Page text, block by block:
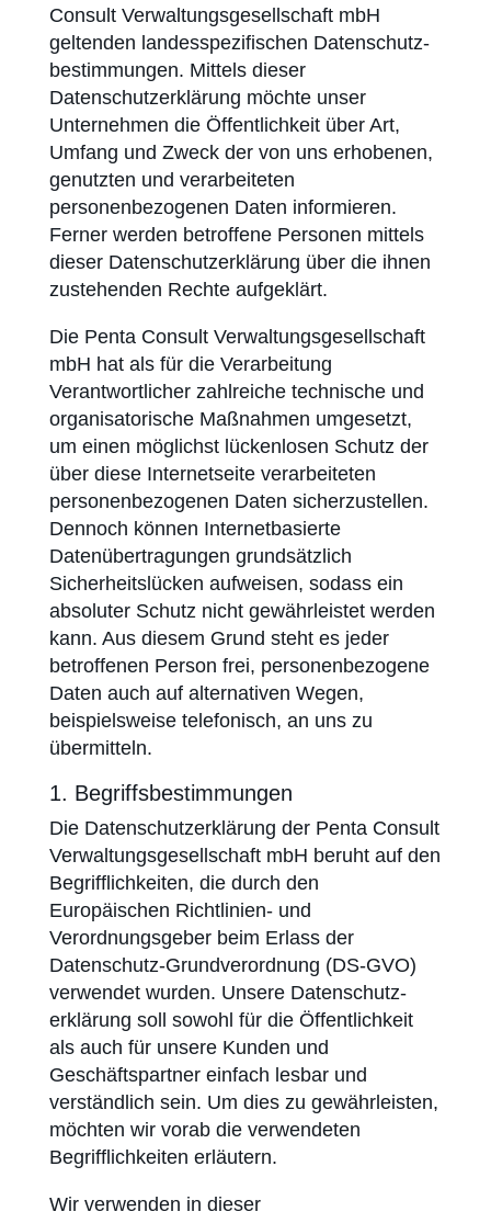
Consult Verwaltungsgesellschaft mbH
geltenden landes­spezifischen Datenschutz­
bestimmungen. Mittels dieser
Datenschutzerklärung möchte unser
Unternehmen die Öffentlichkeit über Art,
Umfang und Zweck der von uns erhobenen,
genutzten und verarbeiteten
personenbezogenen Daten informieren.
Ferner werden betroffene Personen mittels
dieser Datenschutzerklärung über die ihnen
zustehenden Rechte aufgeklärt.
Die Penta Consult Verwaltungsgesellschaft
mbH hat als für die Verarbeitung
Verantwortlicher zahlreiche technische und
organisatorische Maßnahmen umgesetzt,
um einen möglichst lückenlosen Schutz der
über diese Internetseite verarbeiteten
personenbezogenen Daten sicherzustellen.
Dennoch können Internetbasierte
Datenübertragungen grundsätzlich
Sicherheitslücken aufweisen, sodass ein
absoluter Schutz nicht gewährleistet werden
kann. Aus diesem Grund steht es jeder
betroffenen Person frei, personenbezogene
Daten auch auf alternativen Wegen,
beispielsweise telefonisch, an uns zu
übermitteln.
1. Begriffsbestimmungen
Die Datenschutzerklärung der Penta Consult
Verwaltungsgesellschaft mbH beruht auf den
Begrifflichkeiten, die durch den
Europäischen Richtlinien- und
Verordnungsgeber beim Erlass der
Datenschutz-Grundverordnung (DS-GVO)
verwendet wurden. Unsere Datenschutz­
erklärung soll sowohl für die Öffentlichkeit
als auch für unsere Kunden und
Geschäftspartner einfach lesbar und
verständlich sein. Um dies zu gewährleisten,
möchten wir vorab die verwendeten
Begrifflichkeiten erläutern.
Wir verwenden in dieser